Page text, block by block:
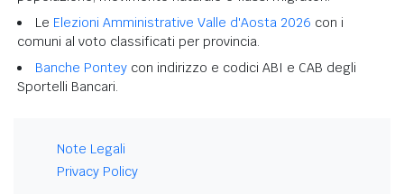
Le Elezioni Amministrative Valle d'Aosta 2026 con i
comuni al voto classificati per provincia.
Banche Pontey con indirizzo e codici ABI e CAB degli
Sportelli Bancari.
Note Legali
Privacy Policy